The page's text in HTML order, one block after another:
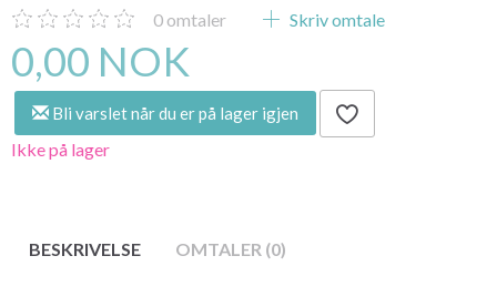
0 omtaler Skriv omtale
0,00 NOK
Bli varslet når du er på lager igjen
Ikke på lager
BESKRIVELSE OMTALER (0)